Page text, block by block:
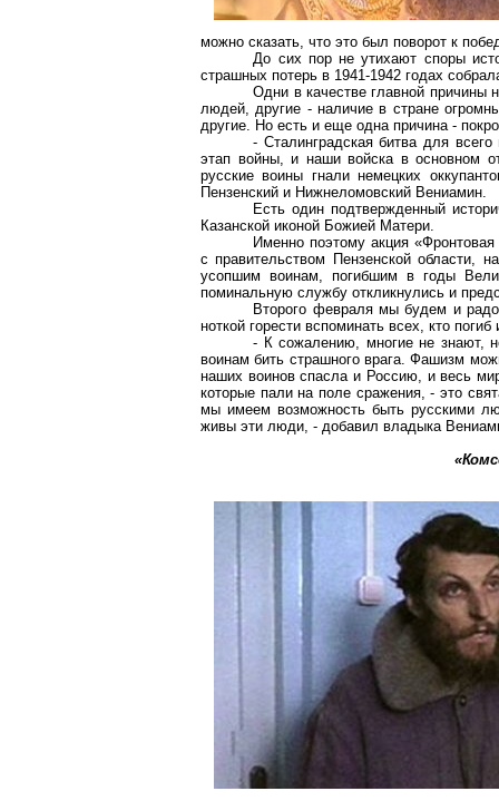
можно сказать, что это был поворот к
До сих пор не утихают споры
страшных потерь в 1941-1942 годах
Одни в качестве главной причины
людей, другие - наличие в стране
другие. Но есть и еще одна причина -
- Сталинградская битва для
этап войны, и наши войска в основном
русские воины гнали немецких
Пензенский и Нижнеломовский Вениамин.
Есть один подтвержденный
Казанской иконой Божией Матери.
Именно поэтому акция
с правительством Пензенской области,
усопшим воинам, погибшим в годы
поминальную службу откликнулись и
Второго февраля мы будем и
ноткой горести вспоминать всех, кто
- К сожалению, многие не знают,
воинам бить страшного врага. Фашизм
наших воинов спасла и Россию, и весь
которые пали на поле сражения, - это
мы имеем возможность быть русскими
живы эти люди, - добавил владыка
«